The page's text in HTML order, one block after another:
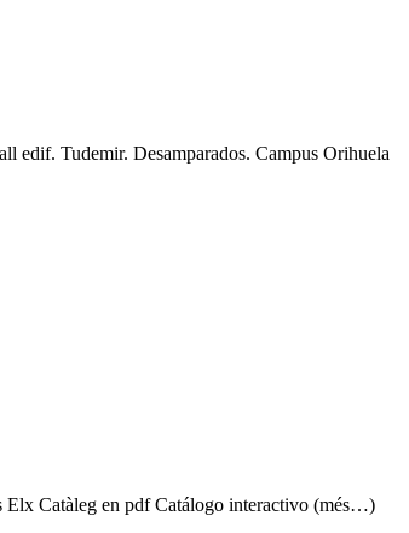
edif. Tudemir. Desamparados. Campus Orihuela
Elx Catàleg en pdf Catálogo interactivo (més…)